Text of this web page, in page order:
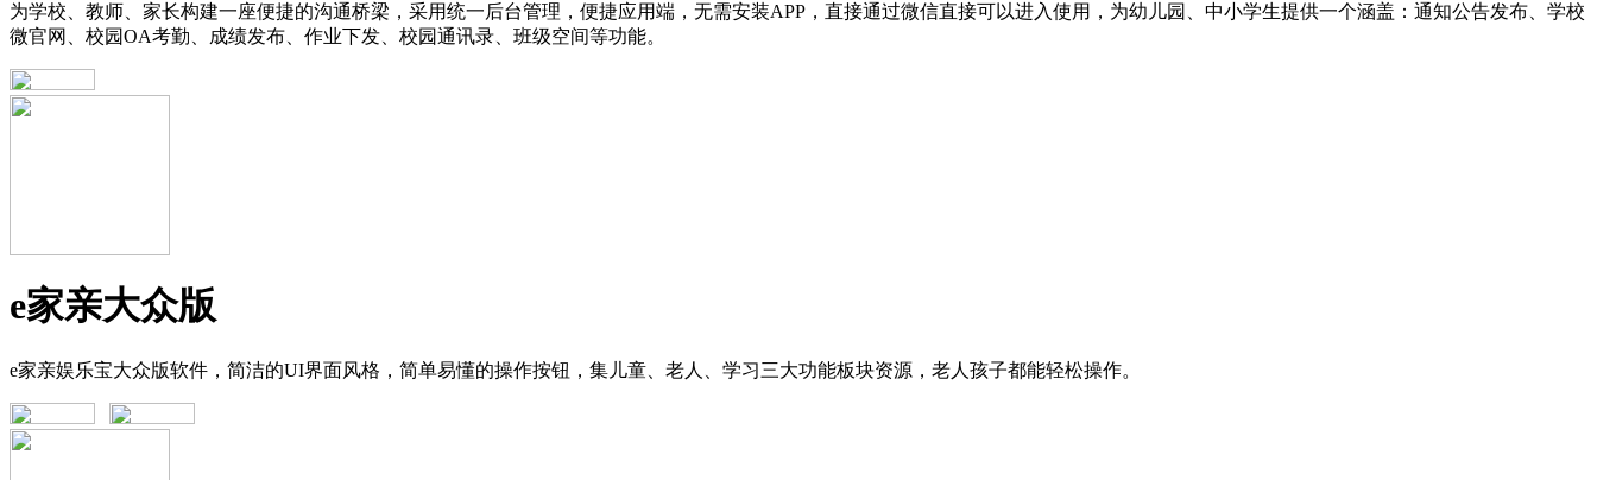
为学校、教师、家长构建一座便捷的沟通桥梁，采用统一后台管理，便捷应用端，无需安装APP，直接通过微信直接可以进入使用，为幼儿园、中小学生提供一个涵盖：通知公告发布、学校
微官网、校园OA考勤、成绩发布、作业下发、校园通讯录、班级空间等功能。
e家亲大众版
e家亲娱乐宝大众版软件，简洁的UI界面风格，简单易懂的操作按钮，集儿童、老人、学习三大功能板块资源，老人孩子都能轻松操作。